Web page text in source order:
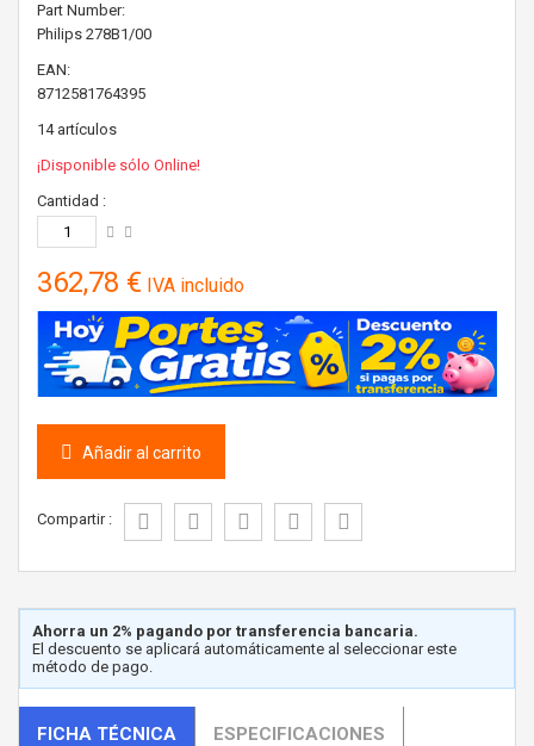
Part Number:
Philips 278B1/00
EAN:
8712581764395
14 artículos
¡Disponible sólo Online!
Cantidad :
362,78 € IVA incluido
Añadir al carrito
Compartir :
Ahorra un 2% pagando por transferencia bancaria.
El descuento se aplicará automáticamente al seleccionar este
método de pago.
FICHA TÉCNICA ESPECIFICACIONES